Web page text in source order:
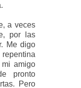
a veces
por las
Me digo
amigo
pronto
Pero